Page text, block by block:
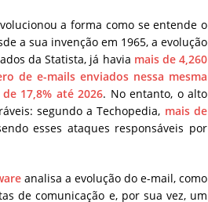
a forma como se entende o
a sua invenção em 1965, a evolução
da Statista, já havia mais de 4,260
de e-mails enviados nessa mesma
17,8% até 2026. No entanto, o alto
segundo a Techopedia, mais de
esses ataques responsáveis por
analisa a evolução do e-mail, como
de comunicação e, por sua vez, um